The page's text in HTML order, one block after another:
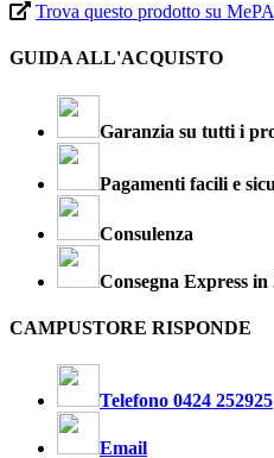
Trova questo prodotto su
GUIDA ALL'ACQUISTO
Garanzia su tutti i
Pagamenti facili e
Consulenza
Consegna Express in
CAMPUSTORE RISPONDE
Telefono 0424 252925
Email